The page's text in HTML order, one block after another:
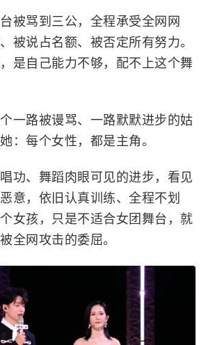
被骂到三公，全程承受全网网
被说占名额、被否定所有努力。
是自己能力不够，配不上这个舞
一路被谩骂、一路默默进步的姑
：每个女性，都是主角。
功、舞蹈肉眼可见的进步，看见
意，依旧认真训练、全程不划
女孩，只是不适合女团舞台，就
全网攻击的委屈。